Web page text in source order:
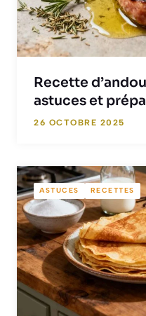
Recette
astuces et
26 OCTOBRE 2025
ASTUCES RECETTES